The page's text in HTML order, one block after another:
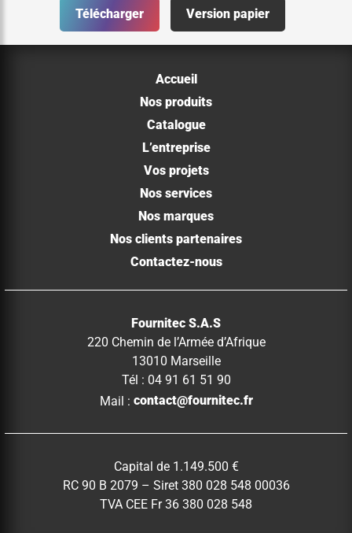
Télécharger Version papier
Accueil
Nos produits
Catalogue
L’entreprise
Vos projets
Nos services
Nos marques
Nos clients partenaires
Contactez-nous
Fournitec S.A.S
220 Chemin de l’Armée d’Afrique
13010 Marseille
Tél : 04 91 61 51 90
Mail : contact@fournitec.fr
Capital de 1.149.500 €
RC 90 B 2079 – Siret 380 028 548 00036
TVA CEE Fr 36 380 028 548